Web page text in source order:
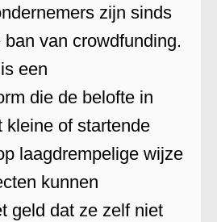
zijn sinds
van crowdfunding.
een
die de belofte in
kleine of startende
laagdrempelige wijze
kunnen
geld dat ze zelf niet